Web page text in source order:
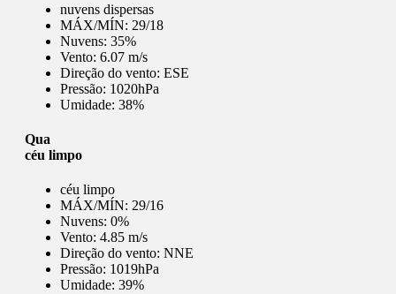
nuvens dispersas
MÁX/MÍN: 29/18
Nuvens: 35%
Vento: 6.07 m/s
Direção do vento: ESE
Pressão: 1020hPa
Umidade: 38%
Qua
céu limpo
céu limpo
MÁX/MÍN: 29/16
Nuvens: 0%
Vento: 4.85 m/s
Direção do vento: NNE
Pressão: 1019hPa
Umidade: 39%